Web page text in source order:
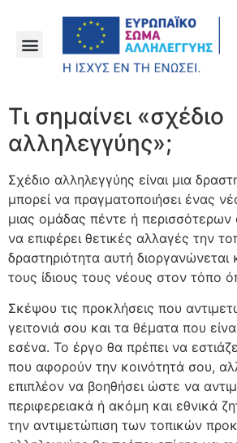
Τι σημαίνει «σχέδιο
αλληλεγγύης»;
Σχέδιο αλληλεγγύης είναι μια
μπορεί να πραγματοποιήσει ένας
μιας ομάδας πέντε ή
να επιφέρει θετικές αλλαγές την
δραστηριότητα αυτή διοργανώνεται
τους ίδιους τους νέους στον τόπο
Σκέψου τις προκλήσεις που
γειτονιά σου και τα θέματα που
εσένα. Το έργο θα πρέπει να
που αφορούν την κοινότητά σου,
επιπλέον να βοηθήσει ώστε να
περιφερειακά ή ακόμη και εθνικά
την αντιμετώπιση των τοπικών